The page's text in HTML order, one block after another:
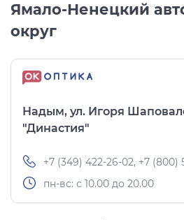
Ямало-Ненецкий
округ
Надым, ул. Игоря
"Династия"
+7 (349) 422-26-02, +7 (800)
пн-вс: с 10.00 до 20.00